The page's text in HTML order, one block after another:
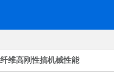
维高刚性搞机械性能